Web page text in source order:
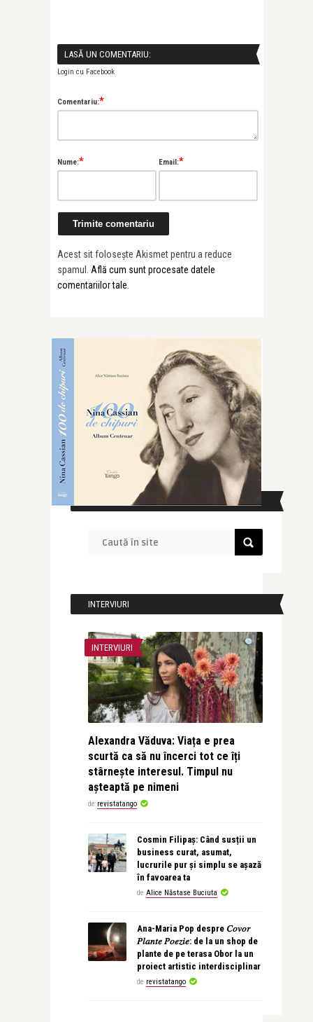
LASĂ UN COMENTARIU:
Login cu Facebook
Comentariu:*
Nume:* Email:*
Acest sit folosește Akismet pentru a reduce
spamul. Află cum sunt procesate datele
comentariilor tale
CAUTĂ ÎN SITE
INTERVIURI
INTERVIURI
Alexandra Văduva: Viața e prea
scurtă ca să nu încerci tot ce îți
stârnește interesul. Timpul nu
așteaptă pe nimeni
de revistatango
Cosmin Filipaș: Când susții un
business curat, asumat,
lucrurile pur și simplu se așază
în favoarea ta
de Alice Năstase Buciuta
Ana-Maria Pop despre 𝐶𝑜𝑣𝑜𝑟
𝑃𝑙𝑎𝑛𝑡𝑒 𝑃𝑜𝑒𝑧𝑖𝑒: de la un shop de
plante de pe terasa Obor la un
proiect artistic interdisciplinar
de revistatango